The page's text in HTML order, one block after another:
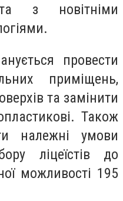
з новітніми
провести
приміщень,
та замінити
Також
належні умови
ліцеїстів до
можливості 195